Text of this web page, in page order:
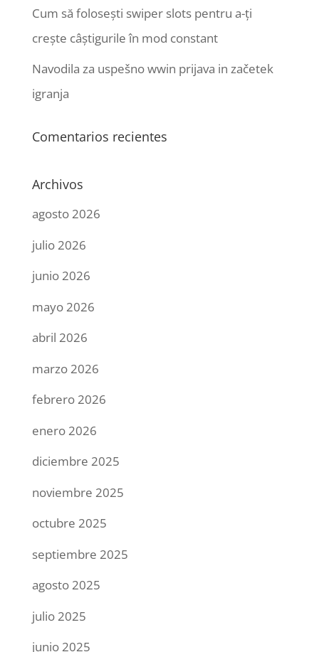
Cum să folosești swiper slots pentru a-ți
crește câștigurile în mod constant
Navodila za uspešno wwin prijava in začetek
igranja
Comentarios recientes
Archivos
agosto 2026
julio 2026
junio 2026
mayo 2026
abril 2026
marzo 2026
febrero 2026
enero 2026
diciembre 2025
noviembre 2025
octubre 2025
septiembre 2025
agosto 2025
julio 2025
junio 2025